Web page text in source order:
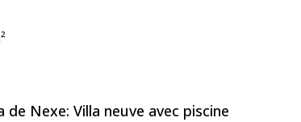
de Nexe: Villa neuve avec piscine